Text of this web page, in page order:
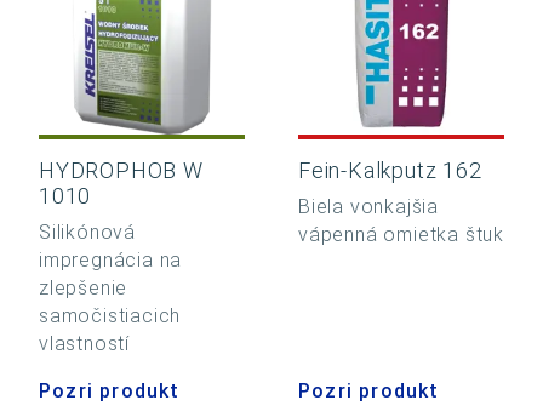
HYDROPHOB W
1010
Silikónová
impregnácia na
zlepšenie
samočistiacich
vlastností
Pozri produkt
Fein-Kalkputz 162
Biela vonkajšia
vápenná omietka štuk
Pozri produkt